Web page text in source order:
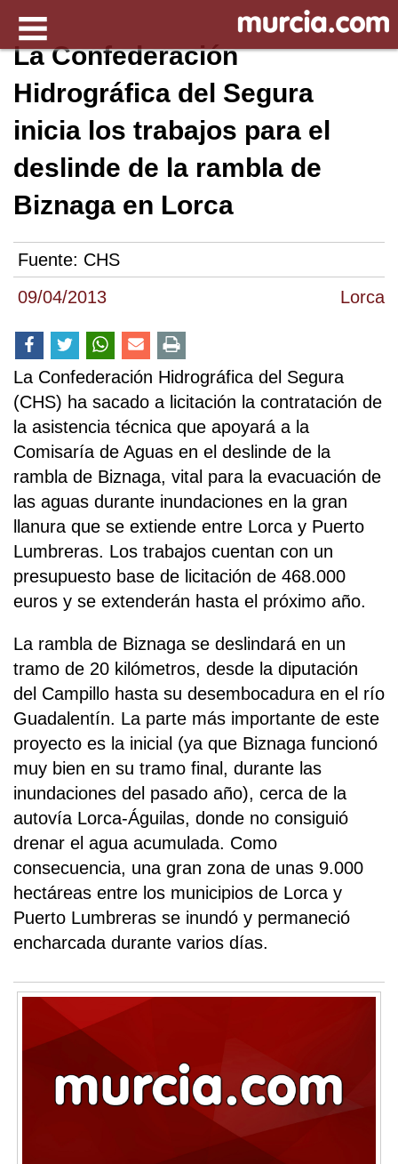
09/04/2013 Lorca
La Confederación
Hidrográfica del Segura
inicia los trabajos para el
deslinde de la rambla de
Biznaga en Lorca
Fuente: CHS
La Confederación Hidrográfica del Segura
(CHS) ha sacado a licitación la contratación de
la asistencia técnica que apoyará a la
Comisaría de Aguas en el deslinde de la
rambla de Biznaga, vital para la evacuación de
las aguas durante inundaciones en la gran
llanura que se extiende entre Lorca y Puerto
Lumbreras. Los trabajos cuentan con un
presupuesto base de licitación de 468.000
euros y se extenderán hasta el próximo año.
La rambla de Biznaga se deslindará en un
tramo de 20 kilómetros, desde la diputación
del Campillo hasta su desembocadura en el río
Guadalentín. La parte más importante de este
proyecto es la inicial (ya que Biznaga funcionó
muy bien en su tramo final, durante las
inundaciones del pasado año), cerca de la
autovía Lorca-Águilas, donde no consiguió
drenar el agua acumulada. Como
consecuencia, una gran zona de unas 9.000
hectáreas entre los municipios de Lorca y
Puerto Lumbreras se inundó y permaneció
encharcada durante varios días.